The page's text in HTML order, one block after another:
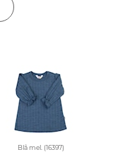
Blå mel. (16397)